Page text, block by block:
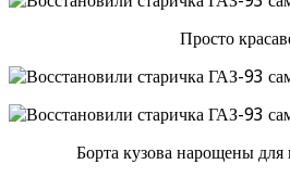
Просто
Борта кузова нарощены для